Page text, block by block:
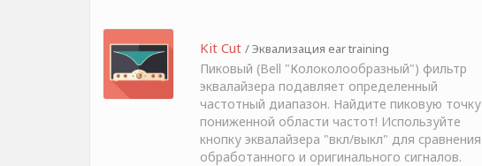
Kit Cut / Эквализация ear training
Пиковый (Bell "Колоколообразный") фильтр
эквалайзера подавляет определенный
частотный диапазон. Найдите пиковую точку
пониженной области частот! Используйте
кнопку эквалайзера "вкл/выкл" для сравнения
обработанного и оригинального сигналов.